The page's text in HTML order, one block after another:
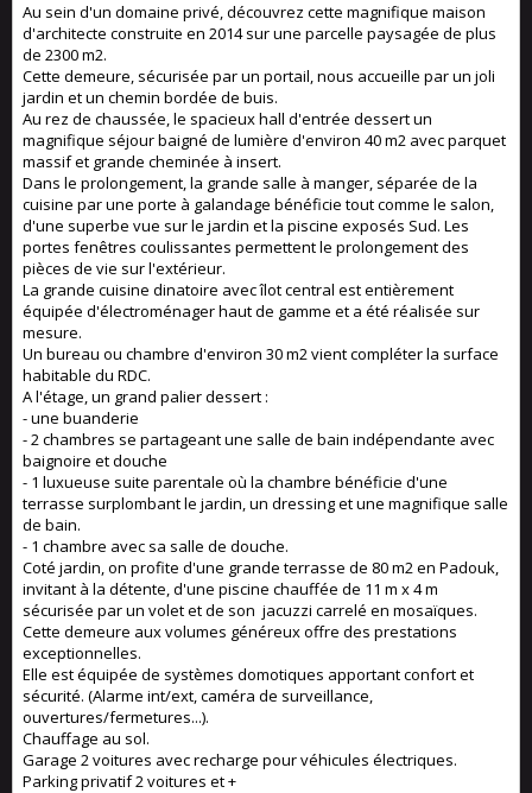
Au sein d'un domaine privé, découvrez cette magnifique maison
d'architecte construite en 2014 sur une parcelle paysagée de plus
de 2300 m2.
Cette demeure, sécurisée par un portail, nous accueille par un joli
jardin et un chemin bordée de buis.
Au rez de chaussée, le spacieux hall d'entrée dessert un
magnifique séjour baigné de lumière d'environ 40 m2 avec parquet
massif et grande cheminée à insert.
Dans le prolongement, la grande salle à manger, séparée de la
cuisine par une porte à galandage bénéficie tout comme le salon,
d'une superbe vue sur le jardin et la piscine exposés Sud. Les
portes fenêtres coulissantes permettent le prolongement des
pièces de vie sur l'extérieur.
La grande cuisine dinatoire avec îlot central est entièrement
équipée d'électroménager haut de gamme et a été réalisée sur
mesure.
Un bureau ou chambre d'environ 30 m2 vient compléter la surface
habitable du RDC.
A l'étage, un grand palier dessert :
- une buanderie
- 2 chambres se partageant une salle de bain indépendante avec
baignoire et douche
- 1 luxueuse suite parentale où la chambre bénéficie d'une
terrasse surplombant le jardin, un dressing et une magnifique salle
de bain.
- 1 chambre avec sa salle de douche.
Coté jardin, on profite d'une grande terrasse de 80 m2 en Padouk,
invitant à la détente, d'une piscine chauffée de 11 m x 4 m
sécurisée par un volet et de son jacuzzi carrelé en mosaïques.
Cette demeure aux volumes généreux offre des prestations
exceptionnelles.
Elle est équipée de systèmes domotiques apportant confort et
sécurité. (Alarme int/ext, caméra de surveillance,
ouvertures/fermetures...).
Chauffage au sol.
Garage 2 voitures avec recharge pour véhicules électriques.
Parking privatif 2 voitures et +